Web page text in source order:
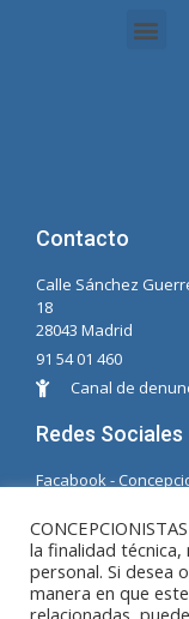
Contacto
Calle Sánchez
18
28043 Madrid
91 54 01 460
Canal de
Redes Sociales
Facabook -
© Copyright
por LC. S.L.
la finalidad
personal. Si desea
manera en que